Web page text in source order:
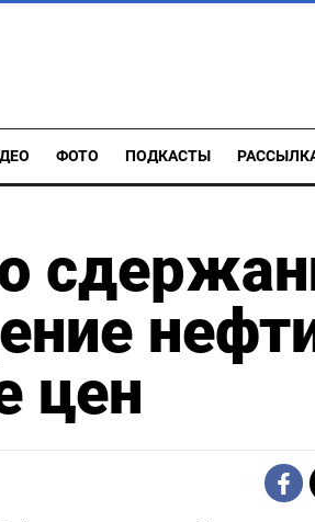
ФОТО ПОДКАСТЫ
цен